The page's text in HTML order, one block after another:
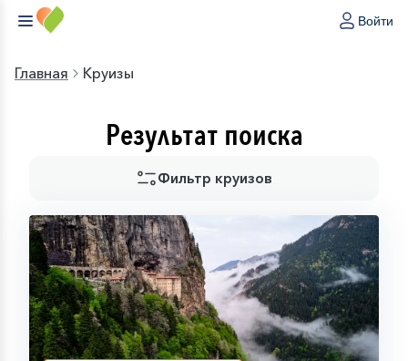
Войти
Главная Круизы
Результат поиска
Фильтр круизов